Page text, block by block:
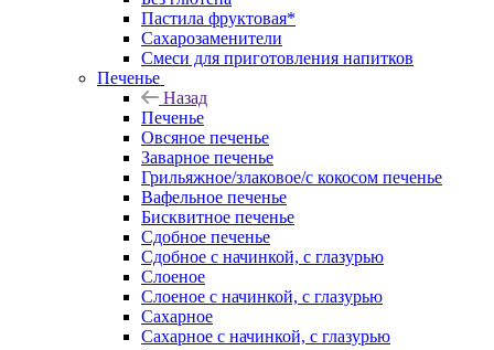
Пастила фруктовая*
Сахарозаменители
Смеси для приготовления напитков
Печенье
Назад
Печенье
Овсяное печенье
Заварное печенье
Грильяжное/злаковое/с кокосом печенье
Вафельное печенье
Бисквитное печенье
Сдобное печенье
Сдобное с начинкой, с глазурью
Слоеное
Слоеное с начинкой, с глазурью
Сахарное
Сахарное с начинкой, с глазурью